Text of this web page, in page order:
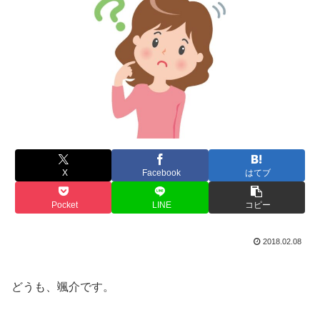
X Facebook はてブ
Pocket LINE コピー
2018.02.08
どうも、颯介です。